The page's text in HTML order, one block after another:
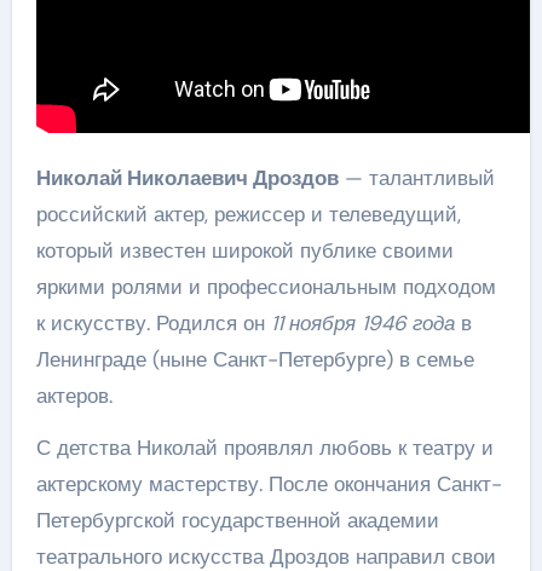
Николай Николаевич Дроздов— талантливый
российский актер, режиссер и телеведущий,
который известен широкой публике своими
яркими ролями и профессиональным подходом
к искусству. Родился он 11 ноября 1946 годав
Ленинграде (ныне Санкт-Петербурге) в семье
актеров.
С детства Николай проявлял любовь к театру и
актерскому мастерству. После окончания Санкт-
Петербургской государственной академии
театрального искусства Дроздов направил свои